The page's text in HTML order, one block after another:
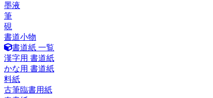
墨液
筆
硯
書道小物
書道紙 一覧
漢字用 書道紙
かな用 書道紙
料紙
古筆臨書用紙